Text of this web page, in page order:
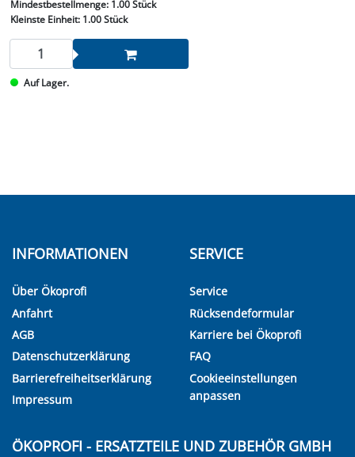
Mindestbestellmenge: 1.00 Stück
Kleinste Einheit:1.00 Stück
Auf Lager.
INFORMATIONEN
Über Ökoprofi
Anfahrt
AGB
Datenschutzerklärung
Barrierefreiheitserklärung
Impressum
SERVICE
Service
Rücksendeformular
Karriere bei Ökoprofi
FAQ
Cookieeinstellungen
anpassen
ÖKOPROFI - ERSATZTEILE UND ZUBEHÖR GMBH